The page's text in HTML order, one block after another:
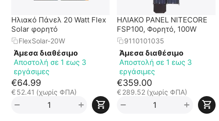
Ηλιακό Πάνελ 20 Watt Flex
Solar φορητό
FlexSolar-20W
Άμεσα διαθέσιμο
Αποστολή σε 1 εως 3
εργάσιμες
€64.99
€ 52.41 (χωρίς ΦΠΑ)
+
−
ΗΛΙΑΚΟ PANEL NITECORE
FSP100, Φορητό, 100W
9110101035
Άμεσα διαθέσιμο
Αποστολή σε 1 εως 3
εργάσιμες
€359.00
€289.52 (χωρίς ΦΠΑ)
+
−